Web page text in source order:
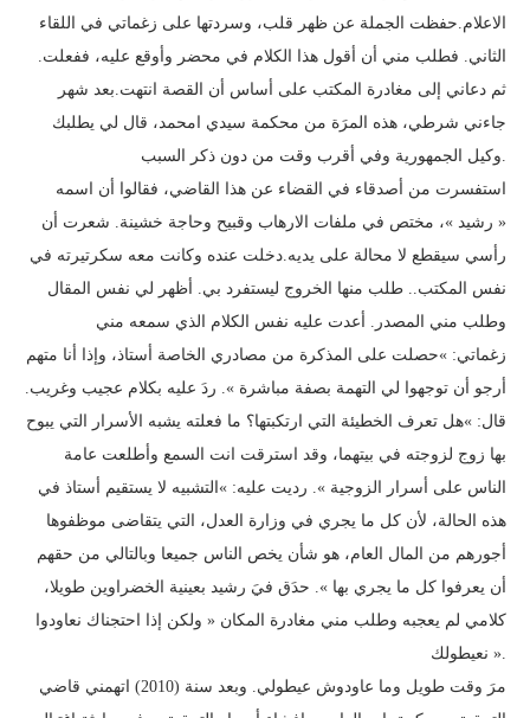
الاعلام.حفظت الجملة عن ظهر قلب، وسردتها على زغماتي في اللقاء
الثاني. فطلب مني أن أقول هذا الكلام في محضر وأوقع عليه، ففعلت.
ثم دعاني إلى مغادرة المكتب على أساس أن القصة انتهت.بعد شهر
جاءني شرطي، هذه المرَة من محكمة سيدي امحمد، قال لي يطلبك
وكيل الجمهورية وفي أقرب وقت من دون ذكر السبب.
استفسرت من أصدقاء في القضاء عن هذا القاضي، فقالوا أن اسمه
« رشيد »، مختص في ملفات الارهاب وقبيح وحاجة خشينة. شعرت أن
رأسي سيقطع لا محالة على يديه.دخلت عنده وكانت معه سكرتيرته في
نفس المكتب.. طلب منها الخروج ليستفرد بي. أظهر لي نفس المقال
وطلب مني المصدر. أعدت عليه نفس الكلام الذي سمعه مني
زغماتي: »حصلت على المذكرة من مصادري الخاصة أستاذ، وإذا أنا متهم
أرجو أن توجهوا لي التهمة بصفة مباشرة ». ردَ عليه بكلام عجيب وغريب.
قال: »هل تعرف الخطيئة التي ارتكبتها؟ ما فعلته يشبه الأسرار التي يبوح
بها زوج لزوجته في بيتهما، وقد استرقت انت السمع وأطلعت عامة
الناس على أسرار الزوجية ». رديت عليه: »التشبيه لا يستقيم أستاذ في
هذه الحالة، لأن كل ما يجري في وزارة العدل، التي يتقاضى موظفوها
أجورهم من المال العام، هو شأن يخص الناس جميعا وبالتالي من حقهم
أن يعرفوا كل ما يجري بها ». حدَق فيَ رشيد بعينية الخضراوين طويلا،
كلامي لم يعجبه وطلب مني مغادرة المكان « ولكن إذا احتجناك نعاودوا
نعيطولك ».
مرَ وقت طويل وما عاودوش عيطولي. وبعد سنة (2010) اتهمني قاضي